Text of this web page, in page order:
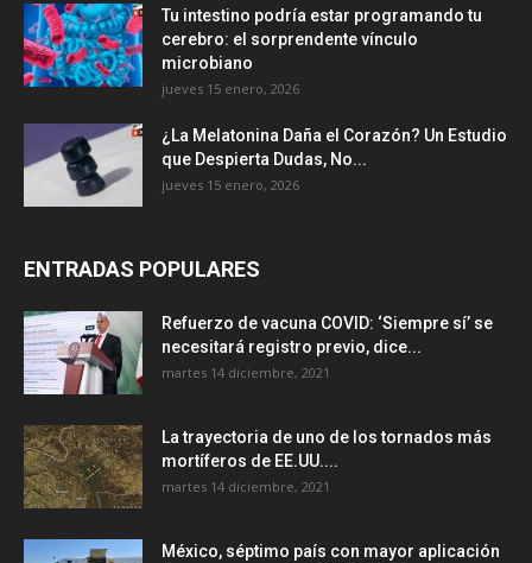
Tu intestino podría estar programando tu
cerebro: el sorprendente vínculo
microbiano
jueves 15 enero, 2026
¿La Melatonina Daña el Corazón? Un Estudio
que Despierta Dudas, No...
jueves 15 enero, 2026
ENTRADAS POPULARES
Refuerzo de vacuna COVID: ‘Siempre sí’ se
necesitará registro previo, dice...
martes 14 diciembre, 2021
La trayectoria de uno de los tornados más
mortíferos de EE.UU....
martes 14 diciembre, 2021
México, séptimo país con mayor aplicación